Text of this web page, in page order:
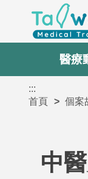
醫療
:::
首頁
個案
中